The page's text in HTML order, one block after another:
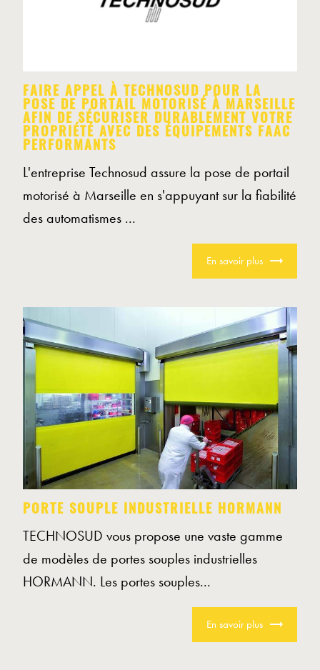
FAIRE APPEL À TECHNOSUD POUR LA
POSE DE PORTAIL MOTORISÉ À MARSEILLE
AFIN DE SÉCURISER DURABLEMENT VOTRE
PROPRIÉTÉ AVEC DES ÉQUIPEMENTS FAAC
PERFORMANTS
L'entreprise Technosud assure la pose de portail
motorisé à Marseille en s'appuyant sur la fiabilité
des automatismes ...
En savoir plus
PORTE SOUPLE INDUSTRIELLE HORMANN
TECHNOSUD vous propose une vaste gamme
de modèles de portes souples industrielles
HORMANN. Les portes souples...
En savoir plus